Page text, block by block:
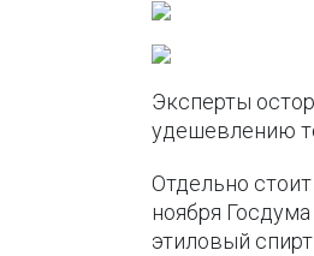
Эксперты
удешевлению
Отдельно
ноября
этиловый